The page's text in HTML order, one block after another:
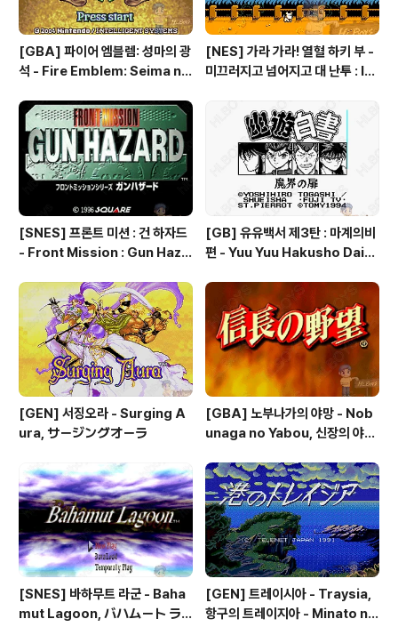
[GBA] 파이어 엠블렘: 성마의 광
석 - Fire Emblem: Seima no
ム 聖魔の光石, 파이어 엠블렘:
더 세이크리드 스톤즈 - Fire Em
blem: The Sacred Stones
[NES] 가라 가라! 열혈 하키 부 -
미끄러지고 넘어지고 대 난투 : Ik
- Subette Koronde Dai Ran
tou, いけいけ熱血ホッケー部
すべってころんで大乱闘
[SNES] 프론트 미션 : 건 하자드
- Front Mission : Gun Haza
ズ ガンハザード
[GB] 유유백서 제3탄 : 마계의비
편 - Yuu Yuu Hakusho Dai-3
☆遊☆白書 第3弾 魔界の扉編
[GEN] 서징오라 - Surging A
ura, サージングオーラ
[GBA] 노부나가의 야망 - Nob
unaga no Yabou, 신장의 야망
[SNES] 바하무트 라군 - Baha
mut Lagoon, バハムート ラ
[GEN] 트레이시아 - Traysia,
항구의 트레이지아 - Minato no